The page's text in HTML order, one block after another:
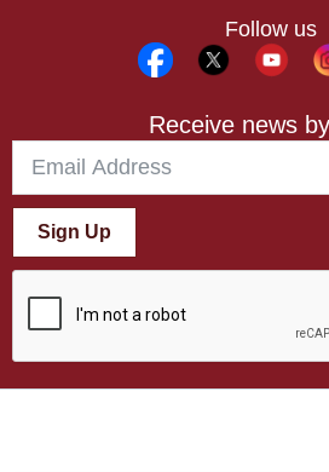
Follow us
Receive news
Sign Up